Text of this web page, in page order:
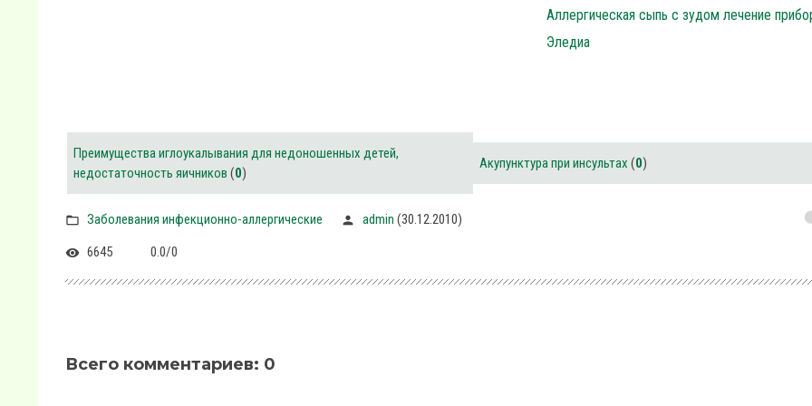
Аллергическая сыпь с зудом лечение
Эледиа
Преимущества иглоукалывания для недоношенных детей,
недостаточность яичников (0)
Акупунктура при инсультах (0)
Заболевания инфекционно-аллергические admin (30.12.2010)
6645
0.0/0
Всего комментариев: 0